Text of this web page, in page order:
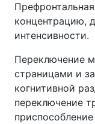
концентрацию,
интенсивности.
Переключение
страницами и
когнитивной
переключение